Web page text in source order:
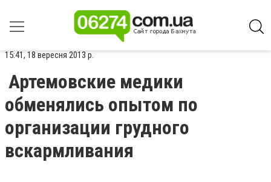
15:41, 18 вересня 2013 р.
Артемовские медики
обменялись опытом по
организации грудного
вскармливания